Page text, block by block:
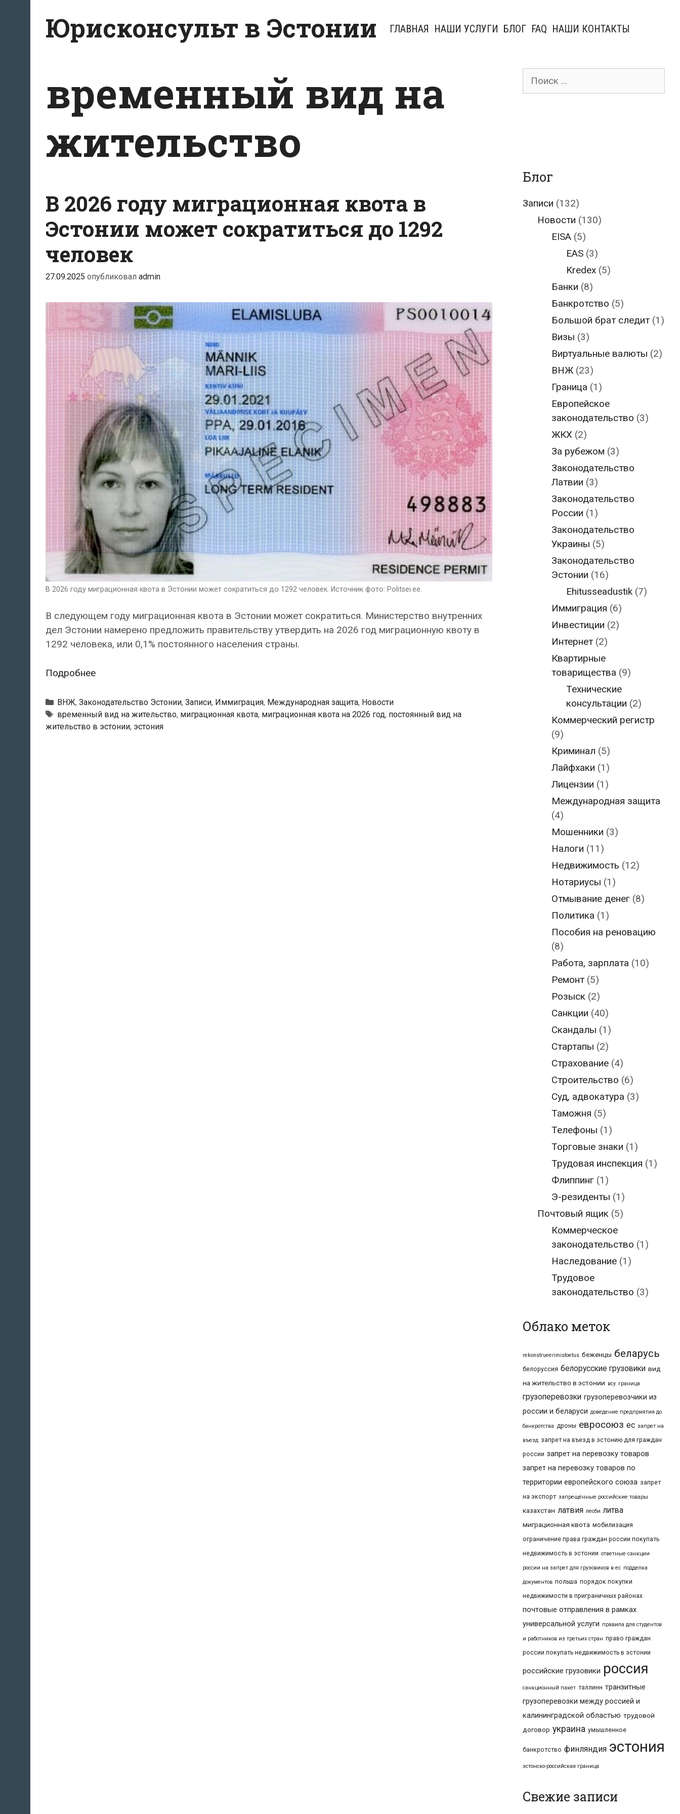
содержимому
Юрисконсульт в Эстонии ГЛАВНАЯ НАШИ УСЛУГИ БЛОГ FAQ НАШИ КОНТАКТЫ
временный вид на
жительство
В 2026 году миграционная квота в
Эстонии может сократиться до 1292
человек
27.09.2025 опубликовал admin
В 2026 году миграционная квота в Эстонии может сократиться до 1292 человек. Источник фото: Politsei.ee.
В следующем году миграционная квота в Эстонии может сократиться. Министерство внутренних
дел Эстонии намерено предложить правительству утвердить на 2026 год миграционную квоту в
1292 человека, или 0,1% постоянного населения страны.
ПодробнееВ
году
миграционная
квота
Рубрики
ВНЖ, Законодательство Эстонии, Записи, Иммиграция, Международная защита, Новости
Тэги
временный вид на жительство, миграционная квота, миграционная квота на 2026 год, постоянный вид на
жительство в эстонии, эстония
Поиск
Блог
Записи (132)
Новости (130)
EISA (5)
EAS(3)
Kredex(5)
Банки (8)
Банкротство (5)
Большой брат следит (1)
Визы (3)
Виртуальные валюты (2)
ВНЖ (23)
Граница (1)
Европейское
законодательство (3)
ЖКХ (2)
За рубежом (3)
Законодательство
Латвии (3)
Законодательство
России (1)
Законодательство
Украины (5)
Законодательство
Эстонии (16)
Ehitusseadustik(7)
Иммиграция (6)
Инвестиции (2)
Интернет (2)
Квартирные
товарищества (9)
Технические
консультации (2)
Коммерческий регистр
(9)
Криминал (5)
Лайфхаки (1)
Лицензии (1)
Международная защита
(4)
Мошенники (3)
Налоги (11)
Недвижимость (12)
Нотариусы (1)
Отмывание денег (8)
Политика (1)
Пособия на реновацию
(8)
Работа, зарплата (10)
Ремонт (5)
Розыск (2)
Санкции (40)
Скандалы (1)
Стартапы (2)
Страхование (4)
Строительство (6)
Суд, адвокатура (3)
Таможня (5)
Телефоны (1)
Торговые знаки (1)
Трудовая инспекция (1)
Флиппинг (1)
Э-резиденты (1)
Почтовый ящик(5)
Коммерческое
законодательство (1)
Наследование (1)
Трудовое
законодательство (3)
Облако меток
rekonstrueerimistoetus беженцы беларусь
белоруссия белорусские грузовики вид
на жительство в эстонии всу граница
грузоперевозки грузоперевозчики из
россии и беларуси доведение предприятия до
банкротства дроны евросоюз ес запрет на
въезд запрет на въезд в эстонию для граждан
россии запрет на перевозку товаров
запрет на перевозку товаров по
территории европейского союза запрет
на экспорт запрещённые российские товары
казахстан латвия лесби литва
миграционная квота мобилизация
ограничение права граждан россии покупать
недвижимость в эстонии ответные санкции
россии на запрет для грузовиков в ес подделка
документов польша порядок покупки
недвижимости в приграничных районах
почтовые отправления в рамках
универсальной услуги правила для студентов
и работников из третьих стран право граждан
россии покупать недвижимость в эстонии
российские грузовики россия
санкционный пакет таллинн транзитные
грузоперевозки между россией и
калининградской областью трудовой
договор украина умышленное
банкротство финляндия эстония
эстонско-российская граница
Свежие записи